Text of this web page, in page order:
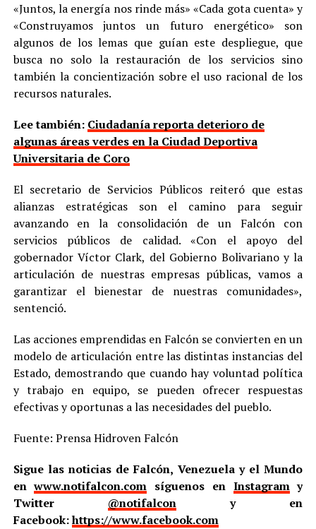
«Juntos, la energía nos rinde más» «Cada gota cuenta» y
«Construyamos juntos un futuro energético» son
algunos de los lemas que guían este despliegue, que
busca no solo la restauración de los servicios sino
también la concientización sobre el uso racional de los
recursos naturales.
Lee también: Ciudadanía reporta deterioro de
algunas áreas verdes en la Ciudad Deportiva
Universitaria de Coro
El secretario de Servicios Públicos reiteró que estas
alianzas estratégicas son el camino para seguir
avanzando en la consolidación de un Falcón con
servicios públicos de calidad. «Con el apoyo del
gobernador Víctor Clark, del Gobierno Bolivariano y la
articulación de nuestras empresas públicas, vamos a
garantizar el bienestar de nuestras comunidades»,
sentenció.
Las acciones emprendidas en Falcón se convierten en un
modelo de articulación entre las distintas instancias del
Estado, demostrando que cuando hay voluntad política
y trabajo en equipo, se pueden ofrecer respuestas
efectivas y oportunas a las necesidades del pueblo.
Fuente: Prensa Hidroven Falcón
Sigue las noticias de Falcón, Venezuela y el Mundo
enwww.notifalcon.com síguenos en Instagramy
Twitter @notifalcony en
Facebook:https://www.facebook.com